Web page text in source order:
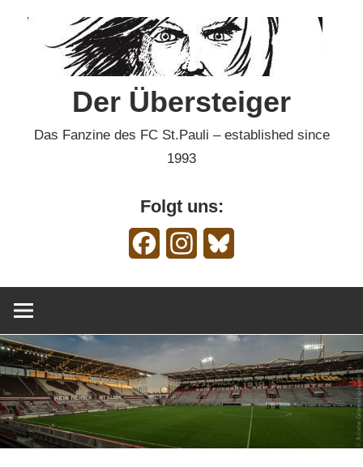
Der Übersteiger
Das Fanzine des FC St.Pauli – established since
1993
Folgt uns:
FacebookInstagram